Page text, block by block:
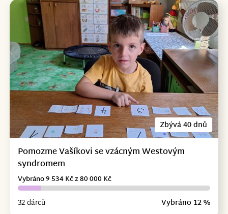
Zbývá 40 dnů
Pomozme Vašíkovi se vzácným Westovým
syndromem
32 dárců Vybráno 12 %
Vybráno 9 534 Kč z 80 000 Kč